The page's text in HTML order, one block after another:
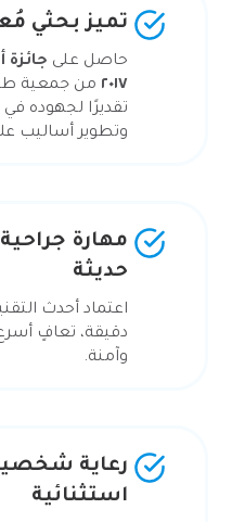
تميز بحثي
حاصل على
٢٠١٧ من جمعية
تقديرًا لجهوده
وتطوير أساليب
مهارة
حديثة
اعتماد أحدث
دقيقة، تعافٍ
وآمنة.
رعاية
استثنائية